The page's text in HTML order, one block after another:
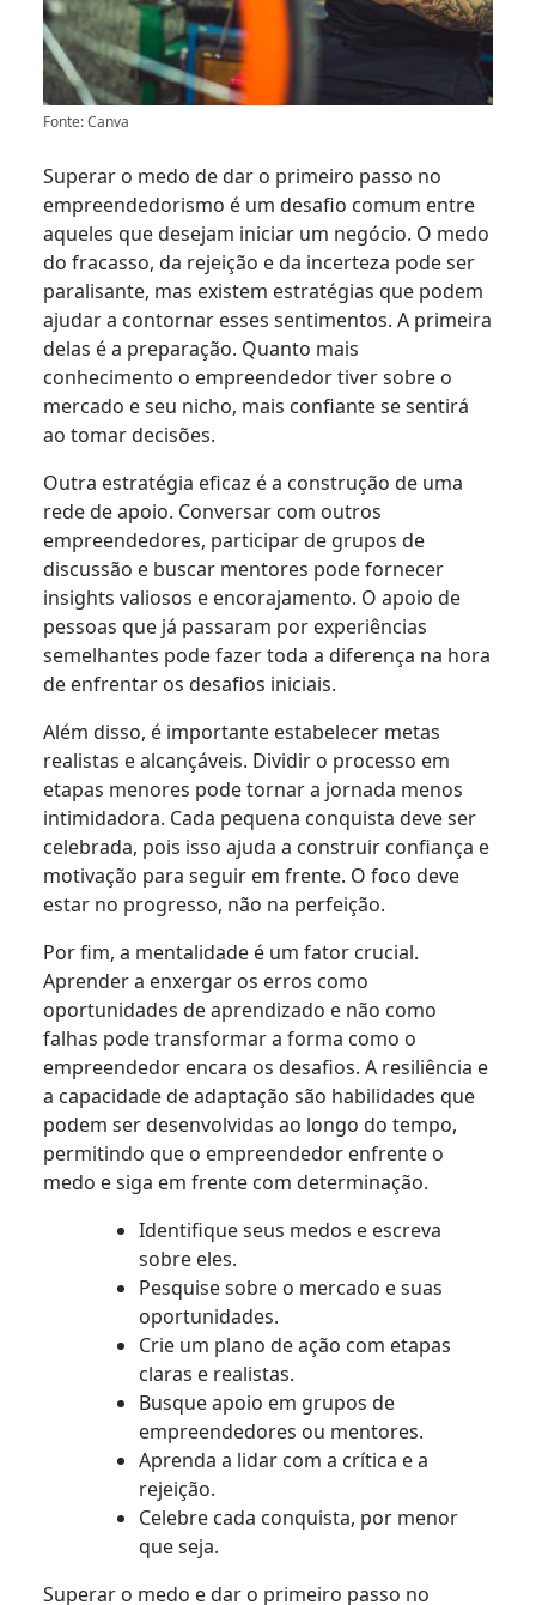
Fonte: Canva
Superar o medo de dar o primeiro passo no
empreendedorismo é um desafio comum entre
aqueles que desejam iniciar um negócio. O medo
do fracasso, da rejeição e da incerteza pode ser
paralisante, mas existem estratégias que podem
ajudar a contornar esses sentimentos. A primeira
delas é a preparação. Quanto mais
conhecimento o empreendedor tiver sobre o
mercado e seu nicho, mais confiante se sentirá
ao tomar decisões.
Outra estratégia eficaz é a construção de uma
rede de apoio. Conversar com outros
empreendedores, participar de grupos de
discussão e buscar mentores pode fornecer
insights valiosos e encorajamento. O apoio de
pessoas que já passaram por experiências
semelhantes pode fazer toda a diferença na hora
de enfrentar os desafios iniciais.
Além disso, é importante estabelecer metas
realistas e alcançáveis. Dividir o processo em
etapas menores pode tornar a jornada menos
intimidadora. Cada pequena conquista deve ser
celebrada, pois isso ajuda a construir confiança e
motivação para seguir em frente. O foco deve
estar no progresso, não na perfeição.
Por fim, a mentalidade é um fator crucial.
Aprender a enxergar os erros como
oportunidades de aprendizado e não como
falhas pode transformar a forma como o
empreendedor encara os desafios. A resiliência e
a capacidade de adaptação são habilidades que
podem ser desenvolvidas ao longo do tempo,
permitindo que o empreendedor enfrente o
medo e siga em frente com determinação.
Identifique seus medos e escreva
sobre eles.
Pesquise sobre o mercado e suas
oportunidades.
Crie um plano de ação com etapas
claras e realistas.
Busque apoio em grupos de
empreendedores ou mentores.
Aprenda a lidar com a crítica e a
rejeição.
Celebre cada conquista, por menor
que seja.
Superar o medo e dar o primeiro passo no